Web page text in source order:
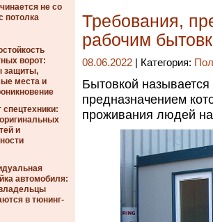
не со
потолка
ворот:
защиты,
места и
спецтехники:
и
автомобиля:
в тюнинг-
Требования,
рабочим
08.06.2022 | Категория:
Бытовкой
предназначением
проживания людей на